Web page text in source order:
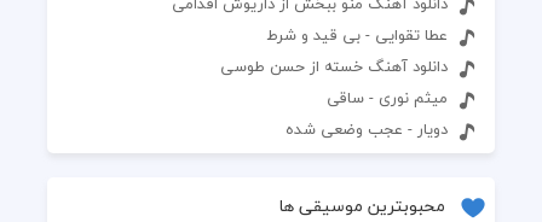
عطا تقوایی - بی قید و شرط
دانلود آهنگ خسته از حسن طوسی
میثم نوری - ساقی
دویار - عجب وضعی شده
محبوبترین موسیقی ها